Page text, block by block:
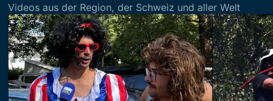
Videos aus der Region, der Schweiz und aller Welt